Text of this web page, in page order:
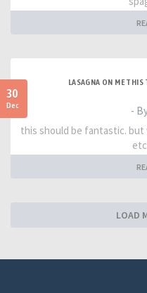
30
Dec
LASAGNA ON ME
-
this should be fantastic.
LOAD